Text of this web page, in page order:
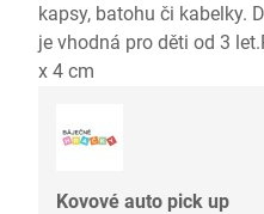
kapsy, batohu či kabelky.
je vhodná pro děti od 3
x 4 cm
Kovové auto pick up